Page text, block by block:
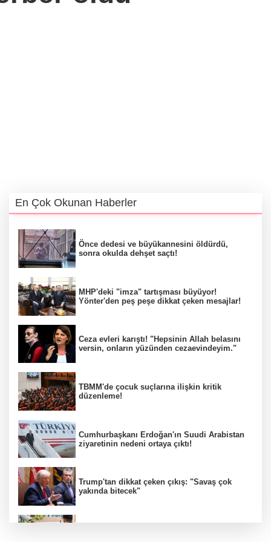
En Çok Okunan Haberler
Önce dedesi ve büyükannesini öldürdü,
sonra okulda dehşet saçtı!
MHP'deki "imza" tartışması büyüyor!
Yönter'den peş peşe dikkat çeken mesajlar!
Ceza evleri karıştı! "Hepsinin Allah belasını
versin, onların yüzünden cezaevindeyim."
TBMM'de çocuk suçlarına ilişkin kritik
düzenleme!
Cumhurbaşkanı Erdoğan'ın Suudi Arabistan
ziyaretinin nedeni ortaya çıktı!
Trump'tan dikkat çeken çıkış: "Savaş çok
yakında bitecek"